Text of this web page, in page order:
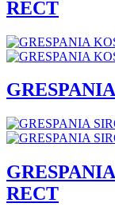
RECT
RECT